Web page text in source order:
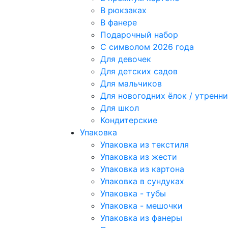
В рюкзаках
В фанере
Подарочный набор
С символом 2026 года
Для девочек
Для детских садов
Для мальчиков
Для новогодних ёлок /
Для школ
Кондитерские
Упаковка
Упаковка из текстиля
Упаковка из жести
Упаковка из картона
Упаковка в сундуках
Упаковка - тубы
Упаковка - мешочки
Упаковка из фанеры